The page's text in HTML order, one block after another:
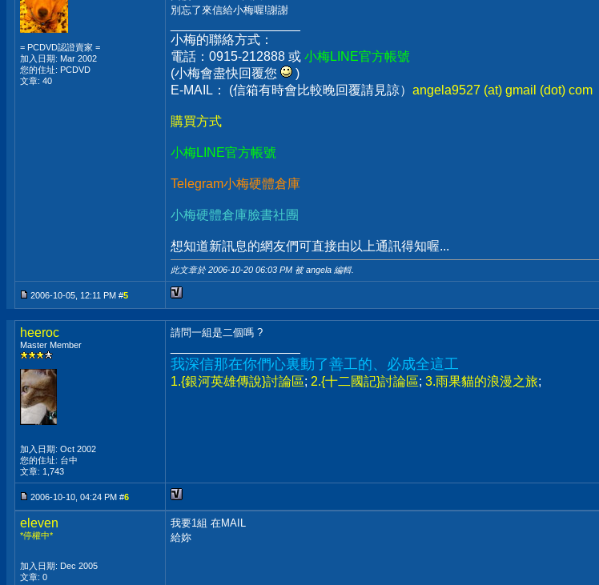
= PCDVD認證賣家 =
加入日期: Mar 2002
您的住址: PCDVD
文章: 40
別忘了來信給小梅喔!謝謝
小梅的聯絡方式：
電話：0915-212888 或 小梅LINE官方帳號
(小梅會盡快回覆您
)
E-MAIL： (信箱有時會比較晚回覆請見諒） angela9527 (at) gmail (dot) com
購買方式
小梅LINE官方帳號
Telegram小梅硬體倉庫
小梅硬體倉庫臉書社團
想知道新訊息的網友們可直接由以上通訊得知喔...
此文章於 2006-10-20 06:03 PM 被 angela 編輯.
2006-10-05, 12:11 PM #5
heeroc
Master Member
加入日期: Oct 2002
您的住址: 台中
文章: 1,743
請問一組是二個嗎 ?
我深信那在你們心裏動了善工的、必成全這工
1.{銀河英雄傳說}討論區; 2.{十二國記}討論區; 3.雨果貓的浪漫之旅;
2006-10-10, 04:24 PM #6
eleven
*停權中*
加入日期: Dec 2005
文章: 0
我要1組 在MAIL
給妳